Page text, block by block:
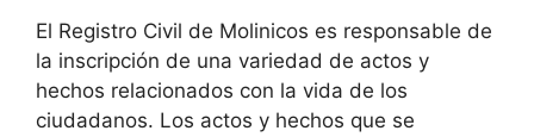
El Registro Civil de Molinicos es responsable de
la inscripción de una variedad de actos y
hechos relacionados con la vida de los
ciudadanos. Los actos y hechos que se